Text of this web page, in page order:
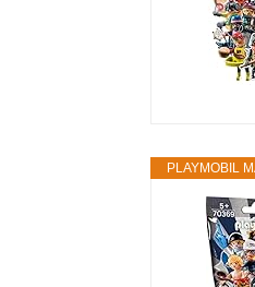
PLAYMOBIL